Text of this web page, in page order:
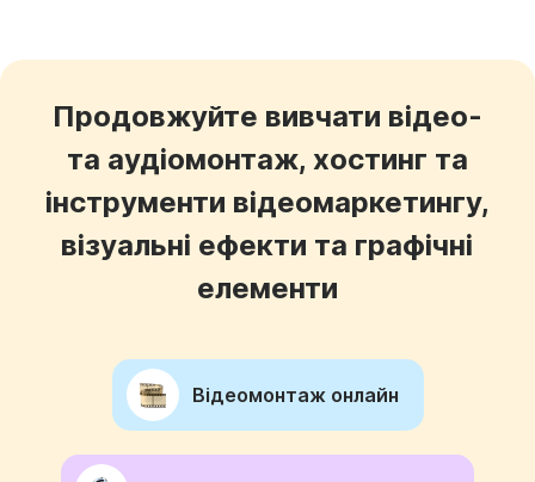
Продовжуйте вивчати відео-
та аудіомонтаж, хостинг та
інструменти відеомаркетингу,
візуальні ефекти та графічні
елементи
Відеомонтаж онлайн